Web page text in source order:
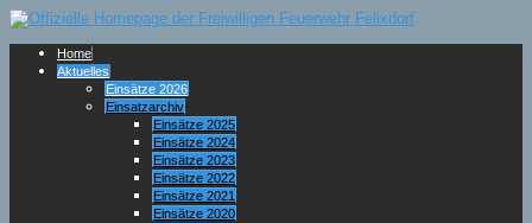
Home
Aktuelles
Einsätze 2026
Einsatzarchiv
Einsätze 2025
Einsätze 2024
Einsätze 2023
Einsätze 2022
Einsätze 2021
Einsätze 2020